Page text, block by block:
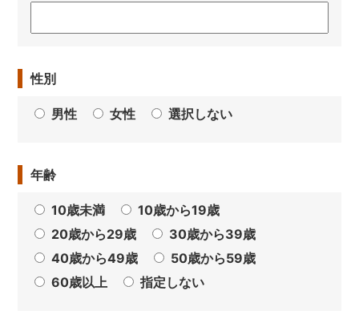
性別
男性 女性 選択しない
年齢
10歳未満
10歳から19歳
20歳から29歳
30歳から39歳
40歳から49歳
50歳から59歳
60歳以上
指定しない